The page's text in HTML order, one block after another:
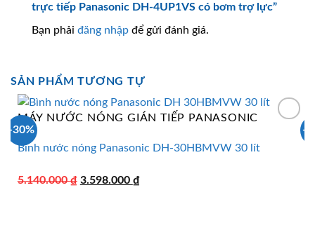
trực tiếp Panasonic DH-4UP1VS có bơm trợ lực”
Bạn phải đăng nhập để gửi đánh giá.
SẢN PHẨM TƯƠNG TỰ
-30%
MÁY NƯỚC NÓNG GIÁN TIẾP PANASONIC
Bình nước nóng Panasonic DH-30HBMVW 30 lít
5.140.000₫ Giá
3.598.000 ₫Giá
-